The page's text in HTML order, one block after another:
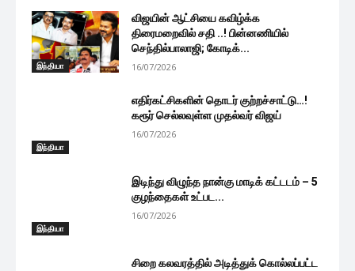
இந்தியா
விஜயின் ஆட்சியை கவிழ்க்க
திரைமறைவில் சதி ..! பின்னணியில்
செந்தில்பாலாஜி; கோடிக்...
16/07/2026
இந்தியா
எதிர்கட்சிகளின் தொடர் குற்றச்சாட்டு…!
கரூர் செல்லவுள்ள முதல்வர் விஜய்
16/07/2026
இந்தியா
இடிந்து விழுந்த நான்கு மாடிக் கட்டடம் – 5
குழந்தைகள் உட்பட...
16/07/2026
சிறை கலவரத்தில் அடித்துக் கொல்லப்பட்ட